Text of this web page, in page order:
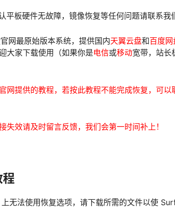
平板硬件无故障，镜像恢复等任何问题请联系我
网最原始版本系统，提供国内天翼云盘和百度网
大家下载使用（如果你是电信或移动宽带，站长
网提供的教程，若按此教程不能完成恢复，可以
失效请及时留言反馈，我们会第一时间补上！
程
无法使用恢复选项，请下载所需的文件以使